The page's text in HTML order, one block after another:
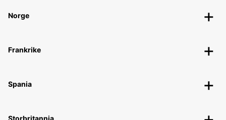
Norge
Frankrike
Spania